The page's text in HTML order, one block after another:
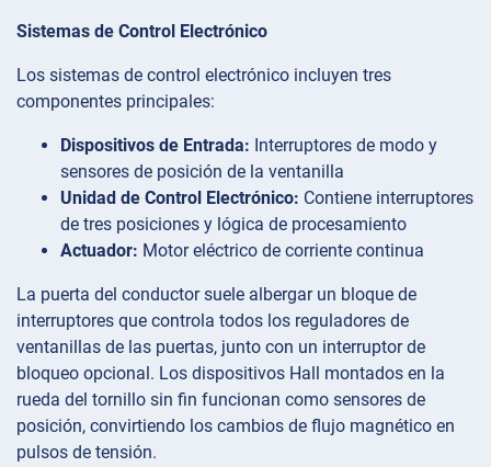
Sistemas de Control Electrónico
Los sistemas de control electrónico incluyen tres
componentes principales:
Dispositivos de Entrada: Interruptores de modo y
sensores de posición de la ventanilla
Unidad de Control Electrónico: Contiene interruptores
de tres posiciones y lógica de procesamiento
Actuador: Motor eléctrico de corriente continua
La puerta del conductor suele albergar un bloque de
interruptores que controla todos los reguladores de
ventanillas de las puertas, junto con un interruptor de
bloqueo opcional. Los dispositivos Hall montados en la
rueda del tornillo sin fin funcionan como sensores de
posición, convirtiendo los cambios de flujo magnético en
pulsos de tensión.